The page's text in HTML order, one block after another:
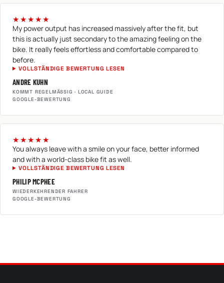
★★★★★
My power output has increased massively after the fit, but
this is actually just secondary to the amazing feeling on the
bike. It really feels effortless and comfortable compared to
before.
VOLLSTÄNDIGE BEWERTUNG LESEN
ANDRE KUHN
KOMMT REGELMÄSSIG · LOCAL GUIDE
GOOGLE-BEWERTUNG
★★★★★
You always leave with a smile on your face, better informed
and with a world-class bike fit as well.
VOLLSTÄNDIGE BEWERTUNG LESEN
PHILIP MCPHEE
WIEDERKEHRENDER FAHRER
GOOGLE-BEWERTUNG